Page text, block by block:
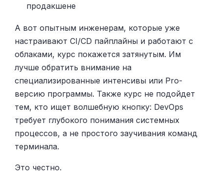
продакшене
А вот опытным инженерам, которые уже
настраивают CI/CD пайплайны и работают с
облаками, курс покажется затянутым. Им
лучше обратить внимание на
специализированные интенсивы или Pro-
версию программы. Также курс не подойдет
тем, кто ищет волшебную кнопку: DevOps
требует глубокого понимания системных
процессов, а не простого заучивания команд
терминала.
Это честно.